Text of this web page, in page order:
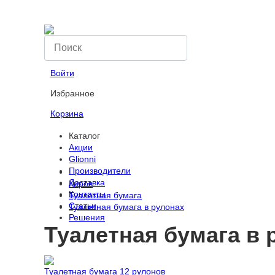
Войти
Избранное
Корзина
Каталог
Акции
Glionni
Производители
Доставка
Контакты
Статьи
Решения
Киров
Туалетная бумага
Туалетная бумага в рулонах
Туалетная бумага в
Туалетная бумага 12 рулонов